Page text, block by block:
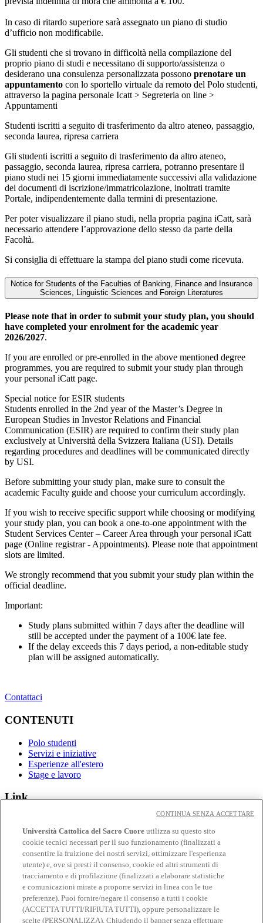
In caso di ritardo superiore sarà assegnato un piano di studio
d’ufficio non modificabile.
Gli studenti che si trovano in difficoltà nella compilazione del
proprio piano di studi e necessitano di supporto/assistenza o
desiderano una consulenza personalizzata possono prenotare un
appuntamento con lo sportello virtuale da remoto del Polo studenti,
attraverso la pagina personale Icatt > Segreteria on line >
Appuntamenti
Studenti iscritti a seguito di trasferimento da altro ateneo, passaggio,
seconda laurea, ripresa carriera
Gli studenti iscritti a seguito di trasferimento da altro ateneo,
passaggio, seconda laurea, ripresa carriera, potranno presentare il
piano studi nei 15 giorni immediatamente successivi alla validazione
dei documenti di iscrizione/immatricolazione, inoltrati tramite
Portale, indipendentemente dalla termini di presentazione.
Per poter visualizzare il piano studi, nella propria pagina iCatt, sarà
necessario attendere l’approvazione dello stesso da parte della
Facoltà.
Si consiglia di effettuare la stampa del piano studi come ricevuta.
Notice for Students of the Faculties of Banking, Finance and Insurance
Sciences, Linguistic Sciences and Foreign Literatures
Please note that in order to submit your study plan, you should
have completed your enrolment for the academic year
2026/2027.
If you are enrolled or pre-enrolled in the above mentioned degree
programmes, you are required to submit your study plan through
your personal iCatt page.
Special notice for ESIR students
Students enrolled in the 2nd year of the Master’s Degree in
European Studies in Investor Relations and Financial
Communication (ESIR) are required to confirm their study plan
exclusively at Università della Svizzera Italiana (USI). Details
regarding procedures and deadlines will be communicated directly
by USI.
Before submitting your study plan, make sure to consult the
academic Faculty guide and choose your curriculum accordingly.
If you wish to receive specific support while choosing or modifying
your study plan, you can book a one-to-one appointment with the
Student Services Center – Career Area through your personal iCatt
page (Online registrar - Appointments). Please note that appointment
slots are limited.
We strongly recommend that you submit your study plan within the
official deadline.
Important:
Study plans submitted within 7 days after the deadline will
still be accepted under the payment of a 100€ late fee.
If the delay exceeds this 7 days period, a non-editable study
plan will be assigned automatically.
Contattaci
CONTENUTI
Polo studenti
Servizi e iniziative
Esperienze all'estero
Stage e lavoro
Link
Eventi
Avvisi
Social
Facebook
𝕏
Linkedin
Youtube
Università Cattolica del Sacro Cuore utilizza su questo sito
cookie tecnici necessari per il suo funzionamento (finalizzati a
consentire la fruizione dei nostri servizi, ottimizzare l'esperienza
utente) e, ove si presti il consenso, cookie ed altri strumenti di
tracciamento e di profilazione (finalizzati a elaborare statistiche
e comunicazioni mirate a proporre servizi in linea con le tue
preferenze). Puoi fornire/negare il consenso a tutti i cookie
(ACCETTA TUTTI/RIFIUTA TUTTI), oppure personalizzare le
scelte (PERSONALIZZA). Chiudendo il banner senza effettuare
CONTINUA SENZA ACCETTARE